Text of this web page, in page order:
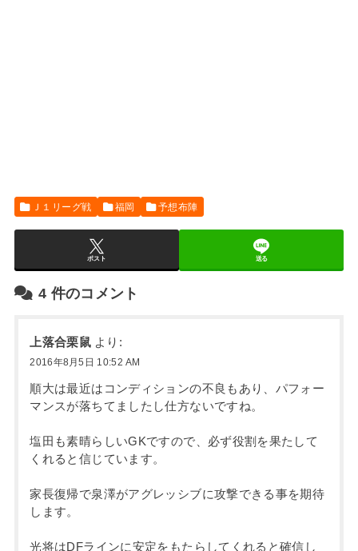
Ｊ１リーグ戦 福岡 予想布陣
ポスト 送る
4 件のコメント
上落合栗鼠 より:
2016年8月5日 10:52 AM
順大は最近はコンディションの不良もあり、パフォー
マンスが落ちてましたし仕方ないですね。
塩田も素晴らしいGKですので、必ず役割を果たして
くれると信じています。
家長復帰で泉澤がアグレッシブに攻撃できる事を期待
します。
光将はDFラインに安定をもたらしてくれると確信し